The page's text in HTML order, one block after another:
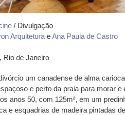
/ Divulgação
ArquiteturaeAna Paula de Castro
Rio de Janeiro
um canadense de alma
e perto da praia para morar
anos 50, com 125m², em um
e esquadrias de madeira pintadas